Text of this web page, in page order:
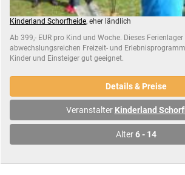
Kinderland Schorfheide, eher ländlich
Ab 399,- EUR pro Kind und Woche. Dieses
abwechslungsreichen Freizeit- und
Kinder und Einsteiger gut geeignet.
Details & Preise
Veranstalter Kinderland
Alter6 - 14